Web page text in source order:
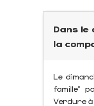
Dans
la
Le
famille"
Verdure à